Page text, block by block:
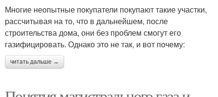
Многие неопытные покупатели покупают такие участки,
рассчитывая на то, что в дальнейшем, после
строительства дома, они без проблем смогут его
газифицировать. Однако это не так, и вот почему:
читать дальше →